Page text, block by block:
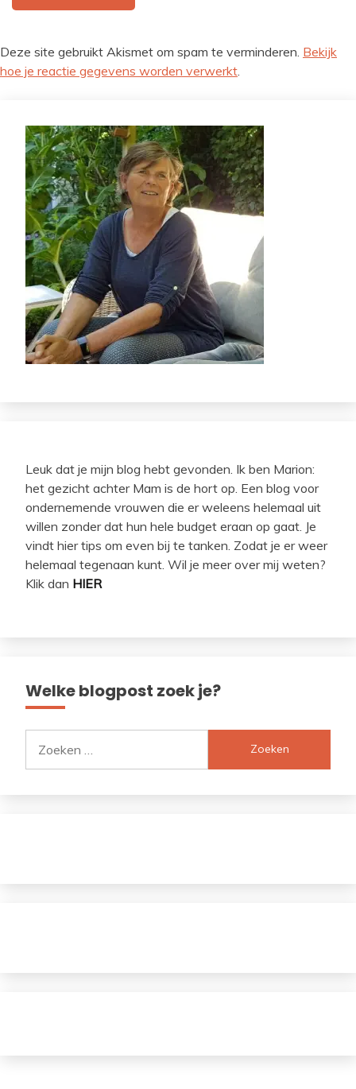
Deze site gebruikt Akismet om spam te verminderen. Bekijk
hoe je reactie gegevens worden verwerkt
Leuk dat je mijn blog hebt gevonden. Ik ben Marion:
het gezicht achter Mam is de hort op. Een blog voor
ondernemende vrouwen die er weleens helemaal uit
willen zonder dat hun hele budget eraan op gaat. Je
vindt hier tips om even bij te tanken. Zodat je er weer
helemaal tegenaan kunt. Wil je meer over mij weten?
Klik dan HIER
Welke blogpost zoek je?
naar: